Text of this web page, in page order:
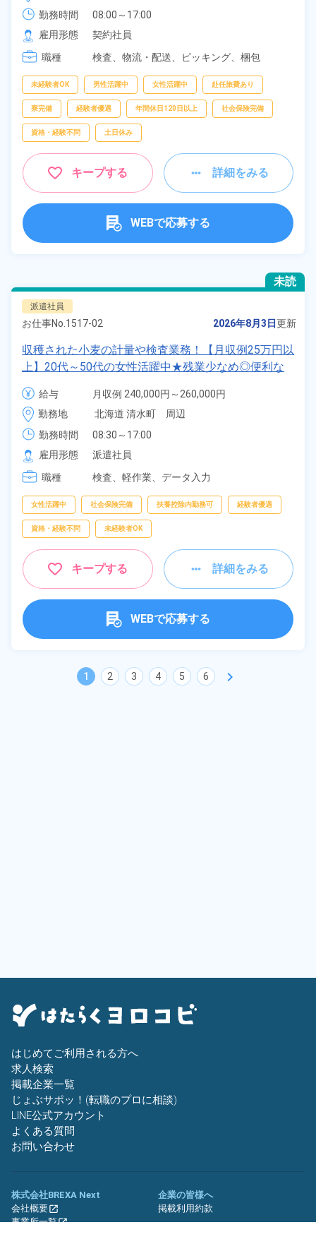
勤務時間
08:00～17:00
雇用形態
契約社員
職種
検査、 物流・配送、 ピッキング、 梱包
未経験者OK 男性活躍中 女性活躍中 赴任旅費あり
寮完備 経験者優遇 年間休日120日以上 社会保険完備
資格・経験不問 土日休み
キープする 詳細をみる
WEBで応募する
未読
派遣社員
お仕事No. 1517-02 2026年8月3日更新
収穫された小麦の計量や検査業務！【月収例25万円以
上】20代～50代の女性活躍中★残業少なめ◎便利な
日払い制度あり◎マイカー通勤OK！無料駐車場完
備！《北海道上川郡清水町》
給与
月収例 240,000円～260,000円
時給 1,400円～1,400円
勤務地
北海道 清水町　周辺
勤務時間
08:30～17:00
雇用形態
派遣社員
職種
検査、 軽作業、 データ入力
女性活躍中 社会保険完備 扶養控除内勤務可 経験者優遇
資格・経験不問 未経験者OK
キープする 詳細をみる
WEBで応募する
1 2 3 4 5 6 chevron_right
はじめてご利用される方へ
求人検索
掲載企業一覧
じょぶサポッ！(転職のプロに相談)
LINE公式アカウント
よくある質問
お問い合わせ
株式会社BREXA Next
会社概要
事業所一覧
企業の皆様へ
掲載利用約款